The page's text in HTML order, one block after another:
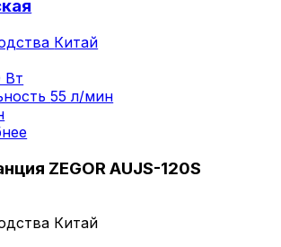
Китай
Вт
55 л/мин
ZEGOR AUJS-120S
Китай